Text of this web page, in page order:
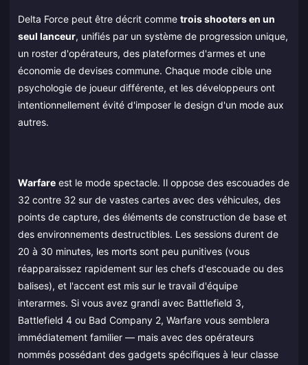
Delta Force peut être décrit comme trois shooters en un
seul lanceur, unifiés par un système de progression unique,
un roster d'opérateurs, des plateformes d'armes et une
économie de devises commune. Chaque mode cible une
psychologie de joueur différente, et les développeurs ont
intentionnellement évité d'imposer le design d'un mode aux
autres.
Warfare est le mode spectacle. Il oppose des escouades de
32 contre 32 sur de vastes cartes avec des véhicules, des
points de capture, des éléments de construction de base et
des environnements destructibles. Les sessions durent de
20 à 30 minutes, les morts sont peu punitives (vous
réapparaissez rapidement sur les chefs d'escouade ou des
balises), et l'accent est mis sur le travail d'équipe
interarmes. Si vous avez grandi avec Battlefield 3,
Battlefield 4 ou Bad Company 2, Warfare vous semblera
immédiatement familier — mais avec des opérateurs
nommés possédant des gadgets spécifiques à leur classe